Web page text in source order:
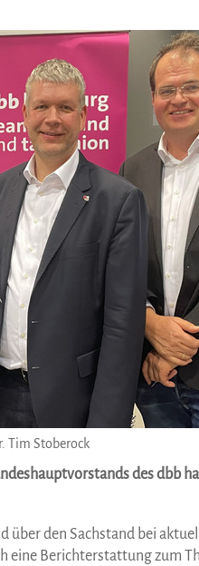
Tim Stoberock
des dbb
den Sachstand bei
eine Berichterstattung zum